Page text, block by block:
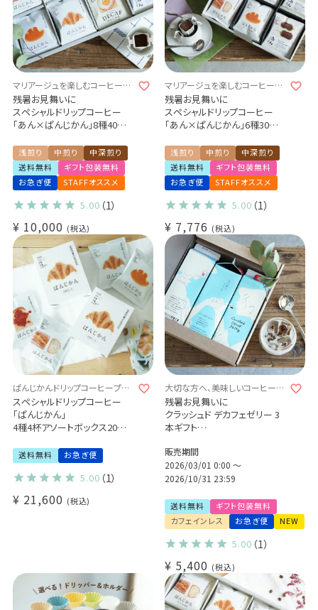
マリアージュを楽しむコーヒーギ
フト
残暑お見舞いに
スペシャルドリップコーヒー
「あん×ぱんじかん」8種40杯コ
（あんじかん 2種10杯＋デカフ
ェぱんじかん 2種10杯＋ぱんじ
かん 4種20杯）
あんこに合う珈琲 パンに合う
珈琲 プレゼント 贈り物 アソー
トセット
浅煎り 中煎り
中深煎り
送料無料
ギフト包装無料
お急ぎ便
STAFFオススメ
5.00 （1）
¥ 10,000 税込
マリアージュを楽しむコーヒーギ
フト
残暑お見舞いに
スペシャルドリップコーヒー
「あん×ぱんじかん」6種30杯ギ
（あんこに合う珈琲 2種10杯＋
パンに合う珈琲 4種20杯）
プレゼント 贈り物 アソートセッ
ト
浅煎り 中煎り
中深煎り
送料無料
ギフト包装無料
お急ぎ便
STAFFオススメ
5.00 （1）
¥ 7,776 税込
ぱんじかんドリップコーヒープチ
ギフト♪
スペシャルドリップコーヒー
「ぱんじかん」
4種4杯アソートボックス20個セ
プチギフト送料無料
ばらまき用 結婚式 引き出物 ノ
ベルティ (sdc)
送料無料 お急ぎ便
5.00 （1）
¥ 21,600 税込
大切な方へ、美味しいコーヒーゼ
リーを送ろう
残暑お見舞いに
クラッシュド デカフェゼリー 3
本ギフト
繊維入り）
カフェインレス コーヒー ノンカ
フェイン 送料無料
お召し上がり下さい(l)
販売期間
2026/03/01 0:00〜
2026/10/31 23:59
送料無料
ギフト包装無料
カフェインレス
お急ぎ便 NEW
5.00 （1）
¥ 5,400 税込